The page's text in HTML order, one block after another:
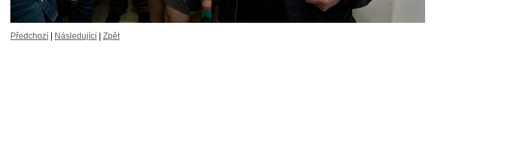
Předchozí Následující Zpět